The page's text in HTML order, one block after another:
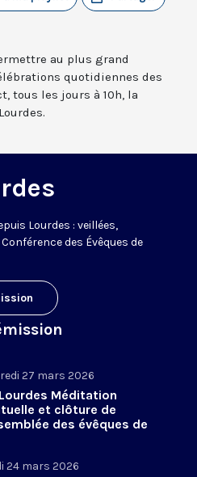
au plus grand
quotidiennes des
tous les jours à 10h, la
Lourdes : veillées,
des Évêques de
27 mars 2026
Méditation
et clôture de
des évêques de
24 mars 2026